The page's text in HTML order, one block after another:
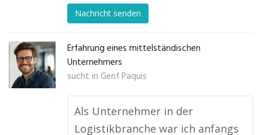
Nachricht senden
Erfahrung eines mittelständischen
Unternehmers
sucht in Genf Paquis
Als Unternehmer in der
Logistikbranche war ich anfangs